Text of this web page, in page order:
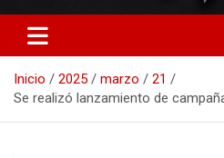
RO CONTENIDOS
Inicio 2025 marzo
21
Se realizó lanzamiento de